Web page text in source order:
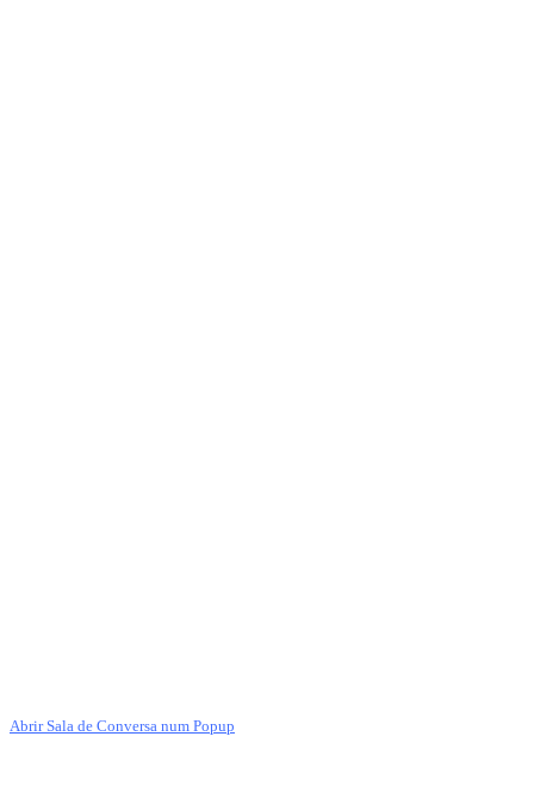
Abrir Sala de Conversa num Popup